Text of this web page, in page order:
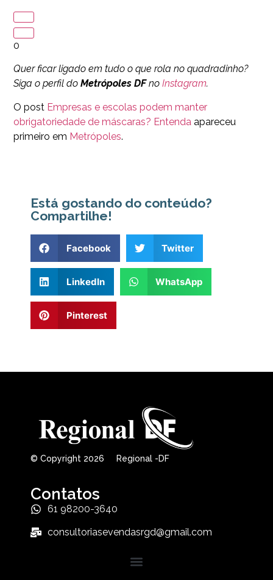
0
Quer ficar ligado em tudo o que rola no quadradinho?
Siga o perfil do Metrópoles DFno Instagram.
O post Empresas e escolas podem manter
obrigatoriedade de máscaras? Entenda apareceu
primeiro em Metrópoles.
Está gostando do conteúdo?
Compartilhe!
Facebook Twitter
LinkedIn WhatsApp
Pinterest
© Copyright 2026 Regional -DF
Contatos
61 98200-3640
consultoriasevendasrgd@gmail.com